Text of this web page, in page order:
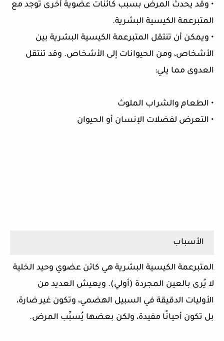
• وقد يحدث المرض بسبب كائنات عضوية أخرى توجد مع
المتبرعمة الكيسية البشرية.
• ويمكن أن تنتقل المتبرعمة الكيسية البشرية بين
الأشخاص، ومن الحيوانات إلى الأشخاص. وقد تنتقل
العدوى مما يلي:
• الطعام والشراب الملوث
• التعرض لفضلات الإنسان أو الحيوان
الأسباب
المتبرعمة الكيسية البشرية هي كائن عضوي وحيد الخلية
لا يُرى بالعين المجردة (أولي). ويعيش العديد من
الأوليات الدقيقة في السبيل الهضمي، وتكون غير ضارة،
بل تكون أحيانًا مفيدة، ولكن بعضها يُسبِّب المرض.